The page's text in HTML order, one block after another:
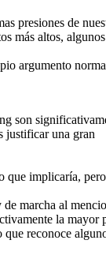
presiones de
más altos,
argumento
son
justificar una gran
que implicaría, pero
marcha al
la mayor
reconoce